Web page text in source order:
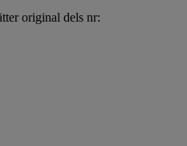
original dels nr: